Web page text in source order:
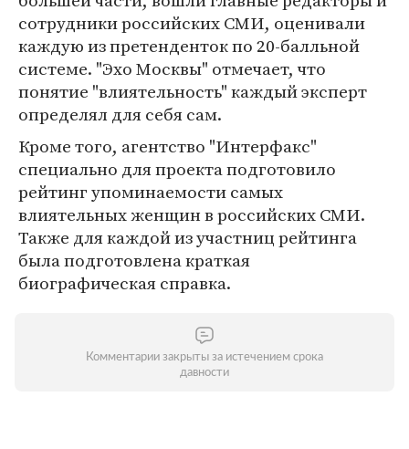
сотрудники российских СМИ, оценивали
каждую из претенденток по 20-балльной
системе. "Эхо Москвы" отмечает, что
понятие "влиятельность" каждый эксперт
определял для себя сам.
Кроме того, агентство "Интерфакс"
специально для проекта подготовило
рейтинг упоминаемости самых
влиятельных женщин в российских СМИ.
Также для каждой из участниц рейтинга
была подготовлена краткая
биографическая справка.
Комментарии закрыты за истечением срока
давности